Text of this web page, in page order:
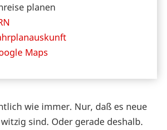
planen
Maps
wie immer. Nur, daß es neue
sind. Oder gerade deshalb.